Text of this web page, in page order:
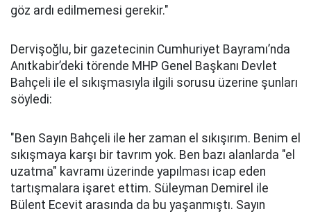
göz ardı edilmemesi gerekir."
Dervişoğlu, bir gazetecinin Cumhuriyet Bayramı’nda
Anıtkabir’deki törende MHP Genel Başkanı Devlet
Bahçeli ile el sıkışmasıyla ilgili sorusu üzerine şunları
söyledi:
"Ben Sayın Bahçeli ile her zaman el sıkışırım. Benim el
sıkışmaya karşı bir tavrım yok. Ben bazı alanlarda "el
uzatma" kavramı üzerinde yapılması icap eden
tartışmalara işaret ettim. Süleyman Demirel ile
Bülent Ecevit arasında da bu yaşanmıştı. Sayın